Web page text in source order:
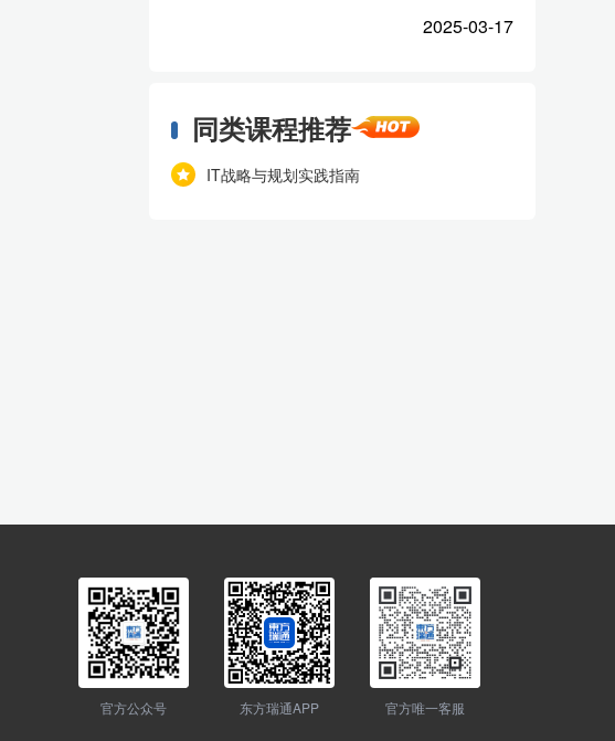
2025-03-17
同类课程推荐
IT战略与规划实践指南
官方公众号 东方瑞通APP 官方唯一客服